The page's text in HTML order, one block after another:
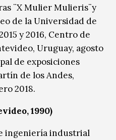
¨X Mulier Mulieris¨y
de la Universidad de
y 2016, Centro de
Uruguay, agosto
de exposiciones
de los Andes,
2018.
1990)
ingeniería industrial